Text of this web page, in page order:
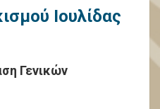
Ιουλίδας
Γενικών